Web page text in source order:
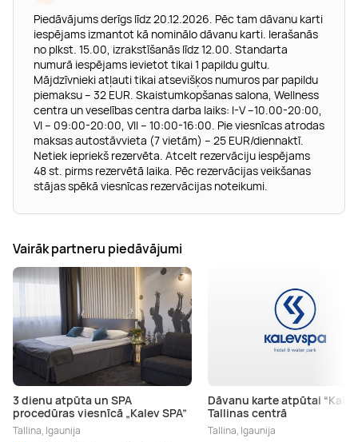
Piedāvājums derīgs līdz 20.12.2026. Pēc tam dāvanu karti
iespējams izmantot kā nominālo dāvanu karti. Ierašanās
no plkst. 15.00, izrakstīšanās līdz 12.00. Standarta
numurā iespējams ievietot tikai 1 papildu gultu.
Mājdzīvnieki atļauti tikai atsevišķos numuros par papildu
piemaksu – 32 EUR. Skaistumkopšanas salona, Wellness
centra un veselības centra darba laiks: I-V –10.00-20:00,
VI – 09:00-20:00, VII – 10:00-16:00. Pie viesnīcas atrodas
maksas autostāvvieta (7 vietām) – 25 EUR/diennaktī.
Netiek iepriekš rezervēta. Atcelt rezervāciju iespējams
48 st. pirms rezervētā laika. Pēc rezervācijas veikšanas
stājas spēkā viesnīcas rezervācijas noteikumi.
Vairāk partneru piedāvājumi
3 dienu atpūta un SPA
procedūras viesnīcā „Kalev SPA”
Tallina, Igaunija
Dāvanu karte atpūtai “Kalev
Tallinas centrā
Tallina, Igaunija